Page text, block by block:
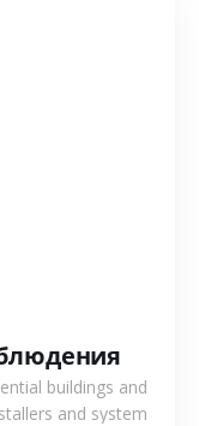
buildings and
and system